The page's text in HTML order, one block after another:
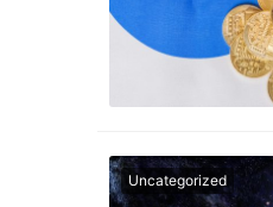
Uncategorized